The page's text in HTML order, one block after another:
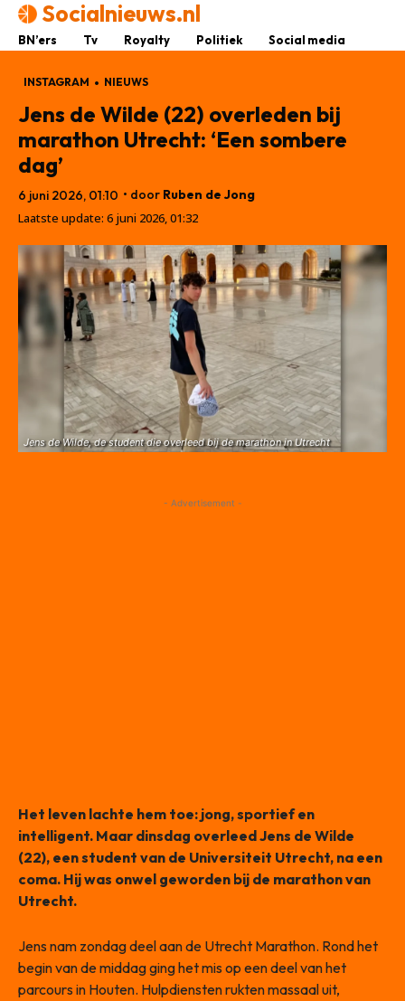
Socialnieuws.nl
BN’ers Tv Royalty Politiek Social media
INSTAGRAM NIEUWS
Jens de Wilde (22) overleden bij
marathon Utrecht: ‘Een sombere
dag’
6 juni 2026, 01:10 • door Ruben de Jong
Laatste update: 6 juni 2026, 01:32
Jens de Wilde, de student die overleed bij de marathon in Utrecht
- Advertisement -
Het leven lachte hem toe: jong, sportief en
intelligent. Maar dinsdag overleed Jens de Wilde
(22), een student van de Universiteit Utrecht, na een
coma. Hij was onwel geworden bij de marathon van
Utrecht.
Jens nam zondag deel aan de Utrecht Marathon. Rond het
begin van de middag ging het mis op een deel van het
parcours in Houten. Hulpdiensten rukten massaal uit,